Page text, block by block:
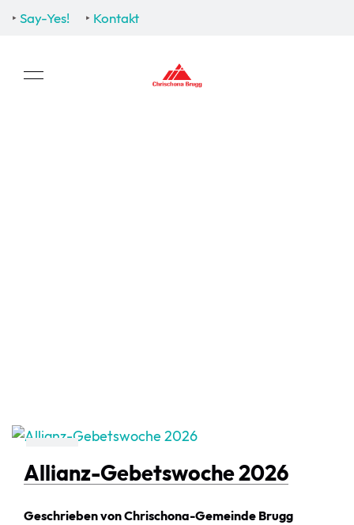
‣Say-Yes! ‣ Kontakt
Allianz-Gebetswoche 2026
Geschrieben von Chrischona-Gemeinde Brugg